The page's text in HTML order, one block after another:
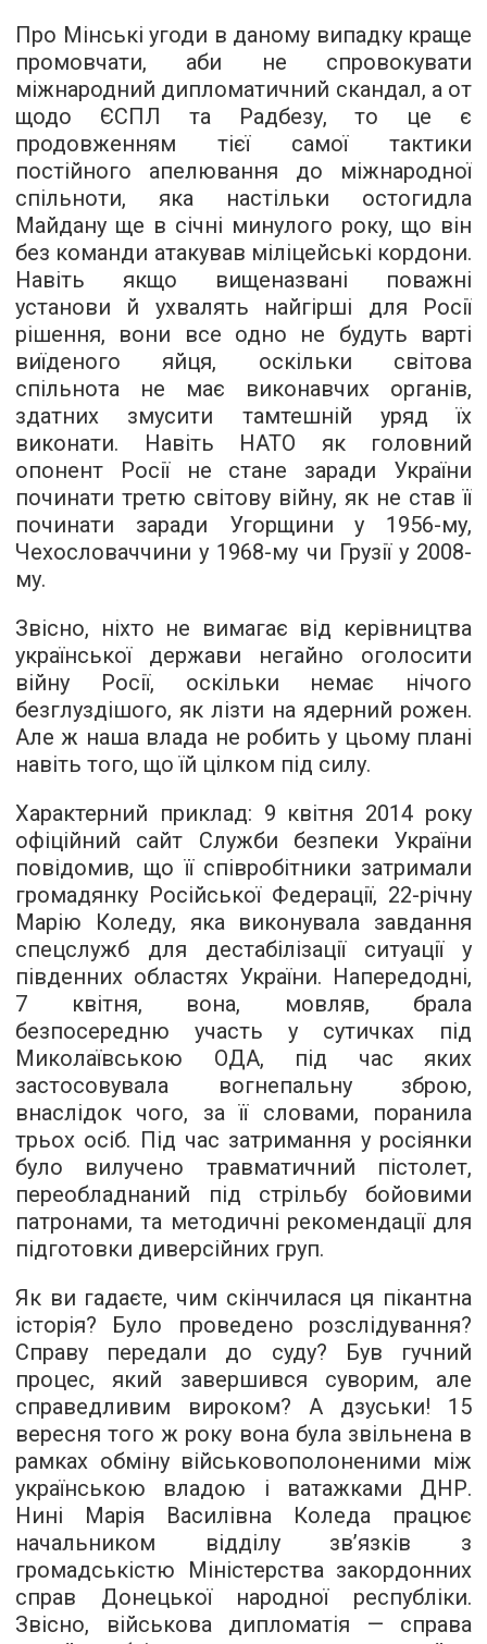
Про Мінські угоди в даному випадку краще
промовчати, аби не спровокувати
міжнародний дипломатичний скандал, а от
щодо ЄСПЛ та Радбезу, то це є
продовженням тієї самої тактики
постійного апелювання до міжнародної
спільноти, яка настільки остогидла
Майдану ще в січні минулого року, що він
без команди атакував міліцейські кордони.
Навіть якщо вищеназвані поважні
установи й ухвалять найгірші для Росії
рішення, вони все одно не будуть варті
виїденого яйця, оскільки світова
спільнота не має виконавчих органів,
здатних змусити тамтешній уряд їх
виконати. Навіть НАТО як головний
опонент Росії не стане заради України
починати третю світову війну, як не став її
починати заради Угорщини у 1956-му,
Чехословаччини у 1968-му чи Грузії у 2008-
му.
Звісно, ніхто не вимагає від керівництва
української держави негайно оголосити
війну Росії, оскільки немає нічого
безглуздішого, як лізти на ядерний рожен.
Але ж наша влада не робить у цьому плані
навіть того, що їй цілком під силу.
Характерний приклад: 9 квітня 2014 року
офіційний сайт Служби безпеки України
повідомив, що її співробітники затримали
громадянку Російської Федерації, 22-річну
Марію Коледу, яка виконувала завдання
спецслужб для дестабілізації ситуації у
південних областях України. Напередодні,
7 квітня, вона, мовляв, брала
безпосередню участь у сутичках під
Миколаївською ОДА, під час яких
застосовувала вогнепальну зброю,
внаслідок чого, за її словами, поранила
трьох осіб. Під час затримання у росіянки
було вилучено травматичний пістолет,
переобладнаний під стрільбу бойовими
патронами, та методичні рекомендації для
підготовки диверсійних груп.
Як ви гадаєте, чим скінчилася ця пікантна
історія? Було проведено розслідування?
Справу передали до суду? Був гучний
процес, який завершився суворим, але
справедливим вироком? А дзуськи! 15
вересня того ж року вона була звільнена в
рамках обміну військовополоненими між
українською владою і ватажками ДНР.
Нині Марія Василівна Коледа працює
начальником відділу зв’язків з
громадськістю Міністерства закордонних
справ Донецької народної республіки.
Звісно, військова дипломатія — справа